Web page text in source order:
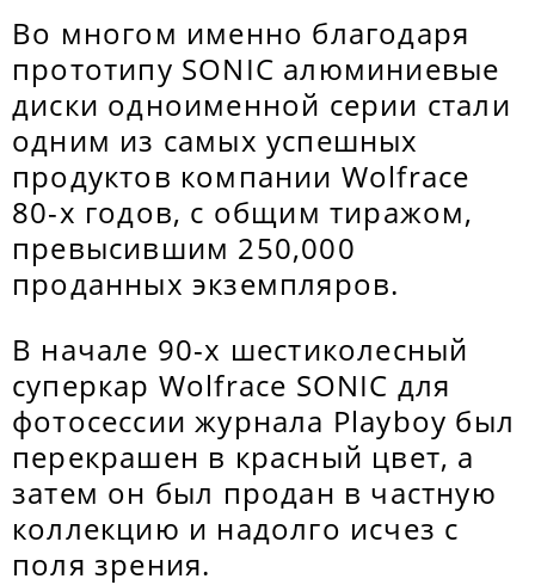
Во многом именно благодаря
прототипу SONIC алюминиевые
диски одноименной серии стали
одним из самых успешных
продуктов компании Wolfrace
80-х годов, с общим тиражом,
превысившим 250,000
проданных экземпляров.
В начале 90-х шестиколесный
суперкар Wolfrace SONIC для
фотосессии журнала Playboy был
перекрашен в красный цвет, а
затем он был продан в частную
коллекцию и надолго исчез с
поля зрения.